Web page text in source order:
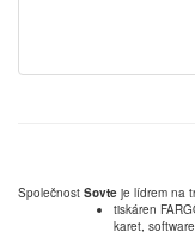
Společnost Sovte je lídrem na
tiskáren
karet,